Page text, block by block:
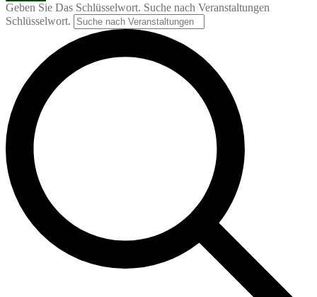
Geben Sie Das Schlüsselwort. Suche nach Veranstaltungen
Schlüsselwort.